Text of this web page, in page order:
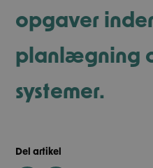
opgaver
planlægning
systemer.
Del artikel